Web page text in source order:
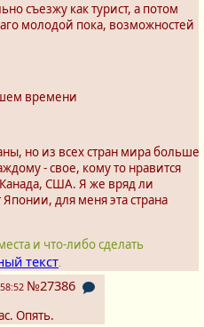
съезжу как турист, а потом
молодой пока, возможностей
времени
но из всех стран мира больше
- свое, кому то нравится
США. Я же вряд ли
для меня эта страна
и что-либо сделать
текст
№27386
Опять.